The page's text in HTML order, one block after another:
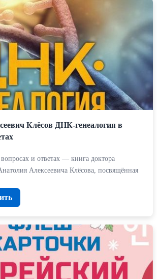
Клёсов ДНК-генеалогия в
и ответах — книга доктора
Алексеевича Клёсова, посвящённая